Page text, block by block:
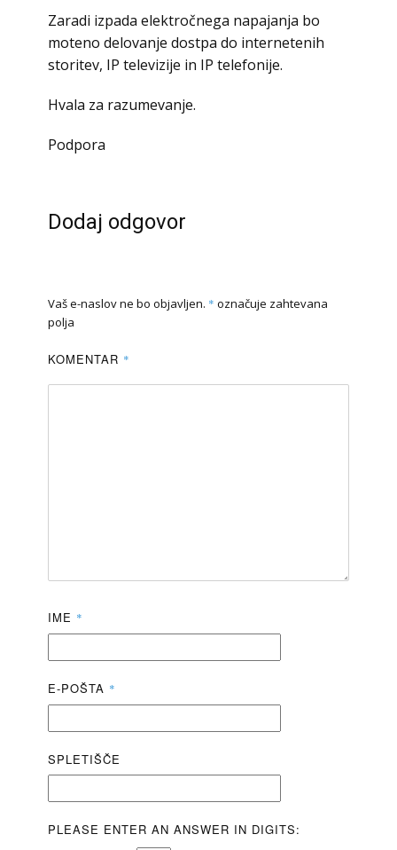
Zaradi izpada elektročnega napajanja bo
moteno delovanje dostpa do internetenih
storitev, IP televizije in IP telefonije.
Hvala za razumevanje.
Podpora
Dodaj odgovor
Vaš e-naslov ne bo objavljen. * označuje zahtevana
polja
KOMENTAR *
IME *
E-POŠTA *
SPLETIŠČE
PLEASE ENTER AN ANSWER IN DIGITS: